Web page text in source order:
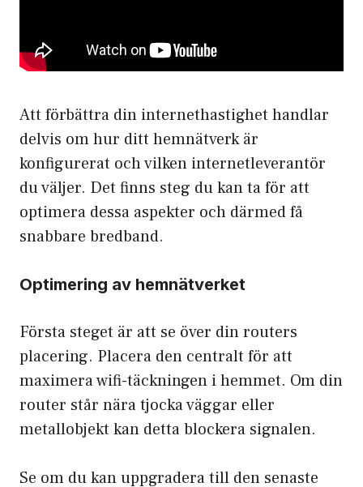
Att förbättra din internethastighet handlar
delvis om hur ditt hemnätverk är
konfigurerat och vilken internetleverantör
du väljer. Det finns steg du kan ta för att
optimera dessa aspekter och därmed få
snabbare bredband.
Optimering av hemnätverket
Första steget är att se över din routers
placering. Placera den centralt för att
maximera wifi-täckningen i hemmet. Om din
router står nära tjocka väggar eller
metallobjekt kan detta blockera signalen.
Se om du kan uppgradera till den senaste